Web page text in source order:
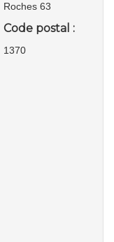
Roches 63
Code postal :
1370